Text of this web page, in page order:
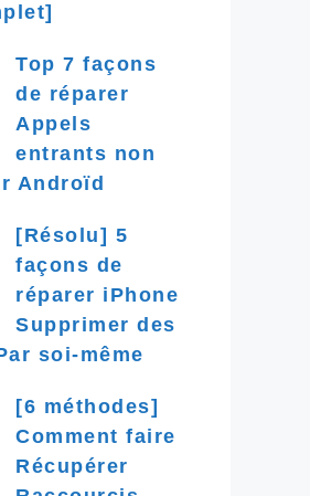
Top 7 façons
de réparer
Appels
entrants non
Androïd
[Résolu] 5
façons de
réparer iPhone
Supprimer des
soi-même
[6 méthodes]
Comment faire
Récupérer